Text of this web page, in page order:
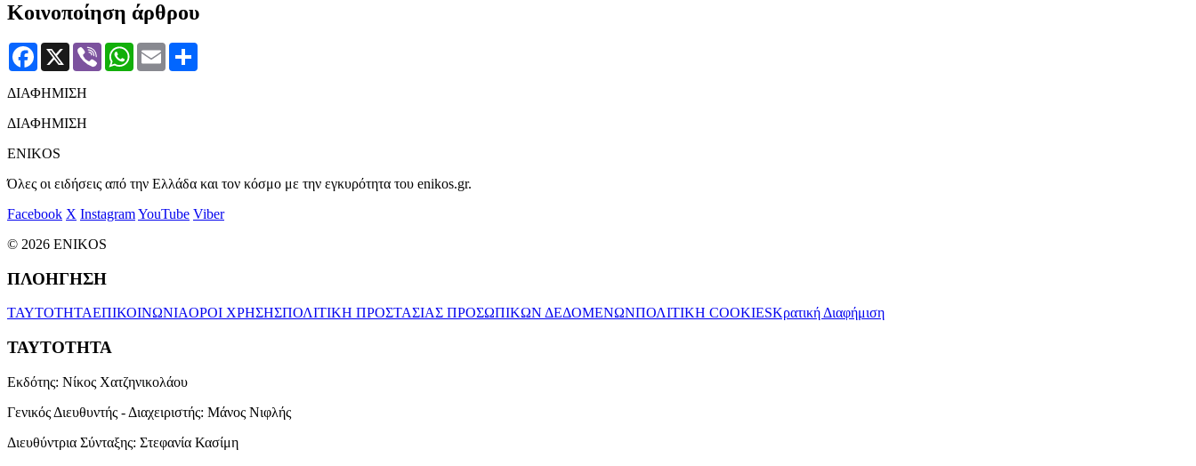
Κοινοποίηση άρθρου
Facebook
X Viber WhatsApp
Email
ΔΙΑΦΗΜΙΣΗ
ΔΙΑΦΗΜΙΣΗ
ENIKOS
Όλες οι ειδήσεις από την Ελλάδα και τον κόσμο με την εγκυρότητα του enikos.gr.
Facebook X InstagramYouTube Viber
© 2026 ENIKOS
ΠΛΟΗΓΗΣΗ
ΤΑΥΤΟΤΗΤΑΕΠΙΚΟΙΝΩΝΙΑΟΡΟΙ ΧΡΗΣΗΣΠΟΛΙΤΙΚΗ ΠΡΟΣΤΑΣΙΑΣ ΠΡΟΣΩΠΙΚΩΝ ΔΕΔΟΜΕΝΩΝΠΟΛΙΤΙΚΗ COOKIESΚρατική Διαφήμιση
ΤΑΥΤΟΤΗΤΑ
Εκδότης: Νίκος Χατζηνικολάου
Γενικός Διευθυντής - Διαχειριστής: Μάνος Νιφλής
Διευθύντρια Σύνταξης: Στεφανία Κασίμη